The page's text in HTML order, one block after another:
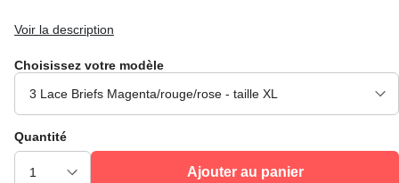
Voir la description
Choisissez votre modèle
Quantité
Ajouter au panier